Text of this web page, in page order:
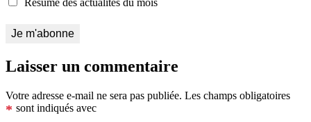
Résumé des actualités du mois
Laisser un commentaire
Votre adresse e-mail ne sera pas publiée. Les champs obligatoires
sont indiqués avec
*